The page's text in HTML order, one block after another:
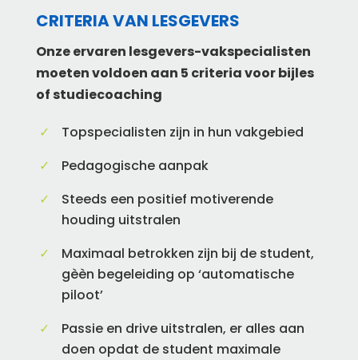
CRITERIA VAN LESGEVERS
Onze ervaren lesgevers-vakspecialisten
moeten voldoen aan 5 criteria voor bijles
of studiecoaching
Topspecialisten zijn in hun vakgebied
Pedagogische aanpak
Steeds een positief motiverende
houding uitstralen
Maximaal betrokken zijn bij de student,
gèèn begeleiding op ‘automatische
piloot’
Passie en drive uitstralen, er alles aan
doen opdat de student maximale